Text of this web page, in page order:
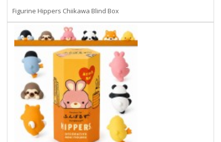
Figurine Hippers Chiikawa Blind Box